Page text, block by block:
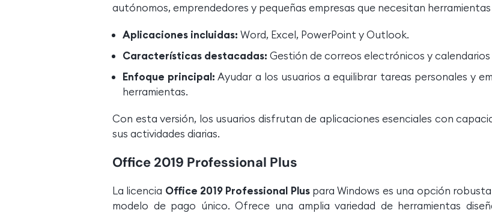
autónomos, emprendedores y pequeñas empresas que necesitan
Aplicaciones incluidas: Word, Excel, PowerPoint y Outlook.
Características destacadas: Gestión de correos electrónicos y
Enfoque principal: Ayudar a los usuarios a equilibrar tareas personales y
herramientas.
Con esta versión, los usuarios disfrutan de aplicaciones esenciales con
sus actividades diarias.
Office 2019 Professional Plus
La licencia Office 2019 Professional Pluspara Windows es una opción
modelo de pago único. Ofrece una amplia variedad de herramientas